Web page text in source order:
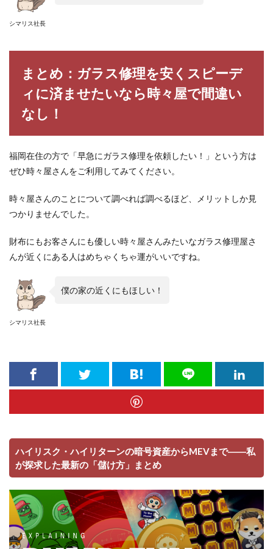
シマリス社長
まとめ：ガラス修理を安くスピーデ
ィに済ませたいなら時々屋で間違い
なし！
福岡在住の方で「早急にガラス修理を依頼したい！」という方は
ぜひ時々屋さんをご利用してみてください。
時々屋さんのことについて調べれば調べるほど、メリットしか見
つかりませんでした。
財布にもお客さんにも優しい時々屋さんみたいなガラス修理屋さ
んが近くにある人はめちゃくちゃ運がいいですね。
シマリス社長
僕の家の近くにもほしい！
ハイリスク・ハイリターンの暗号資産からMEVまで――私
が探求した最新の「儲け方」まとめ